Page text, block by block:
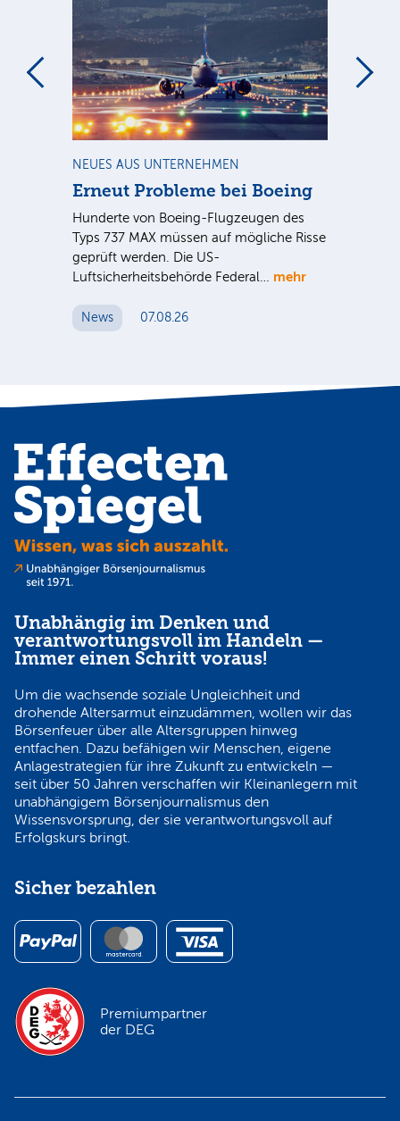
NEUES AUS UNTERNEHMEN
Erneut Probleme bei Boeing
Hunderte von Boeing-Flugzeugen des
Typs 737 MAX müssen auf mögliche Risse
geprüft werden. Die US-
Luftsicherheitsbehörde Federal… mehr
News 07.08.26
Unabhängig im Denken und
verantwortungsvoll im Handeln —
Immer einen Schritt voraus!
Um die wachsende soziale Ungleichheit und
drohende Altersarmut einzudämmen, wollen wir das
Börsenfeuer über alle Altersgruppen hinweg
entfachen. Dazu befähigen wir Menschen, eigene
Anlagestrategien für ihre Zukunft zu entwickeln —
seit über 50 Jahren verschaffen wir Kleinanlegern mit
unabhängigem Börsenjournalismus den
Wissensvorsprung, der sie verantwortungsvoll auf
Erfolgskurs bringt.
Sicher bezahlen
Premiumpartner
der DEG